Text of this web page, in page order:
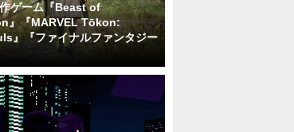
ゲーム『Beast of
』『MARVEL Tōkon:
』『ファイナルファンタジー